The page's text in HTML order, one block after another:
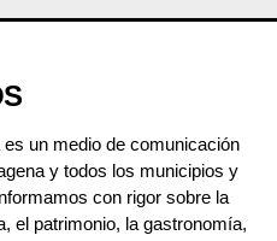
un medio de comunicación
y todos los municipios y
con rigor sobre la
el patrimonio, la gastronomía,